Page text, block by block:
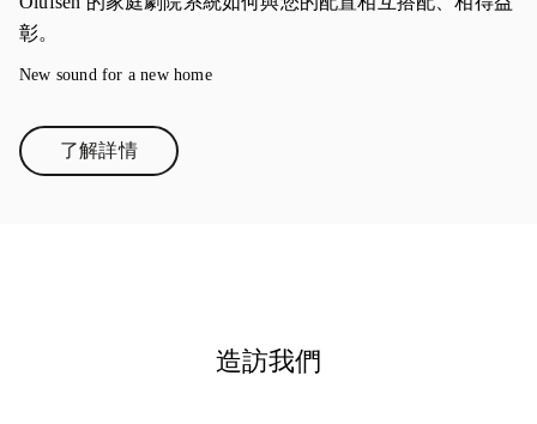
彰。
New sound for a new home
了解詳情Link Opens in New Tab
造訪我們